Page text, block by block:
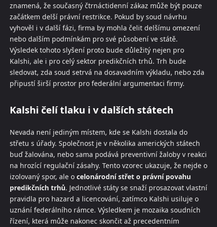
znamená, že současný čtrnáctidenní zákaz může být pouze
začátkem delší právní restrikce. Pokud by soud návrhu
vyhověl i v další fázi, firma by mohla čelit delšímu omezení
nebo dalším podmínkám pro své působení ve státě.
Výsledek tohoto slyšení proto bude důležitý nejen pro
Kalshi, ale i pro celý sektor predikčních trhů. Trh bude
sledovat, zda soud setrvá na dosavadním výkladu, nebo zda
připustí širší prostor pro federální argumentaci firmy.
Kalshi čelí tlaku i v dalších státech
Nevada není jediným místem, kde se Kalshi dostala do
střetu s úřady. Společnost je v několika amerických státech
buď žalována, nebo sama podává preventivní žaloby v reakci
na hrozící regulační zásahy. Tento vzorec ukazuje, že nejde o
izolovaný spor, ale o celonárodní střet o právní povahu
predikčních trhů. Jednotlivé státy se snaží prosazovat vlastní
pravidla pro hazard a licencování, zatímco Kalshi usiluje o
uznání federálního rámce. Výsledkem je mozaika soudních
řízení, která může nakonec skončit až precedentním